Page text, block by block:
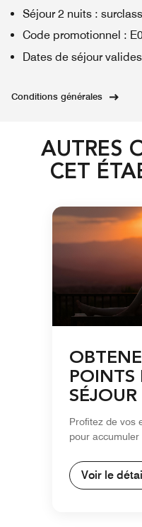
Séjour 2 nuits :
Code promotionnel :
Dates de séjour valides
Conditions générales
AUTRES
CET
POINTS
SÉJOUR
Profitez de vos
pour
Voir le